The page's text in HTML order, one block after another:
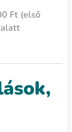
Ft (első
alatt